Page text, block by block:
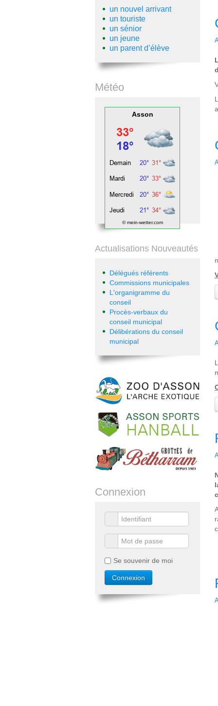
un nouvel arrivant
un touriste
un sénior
un jeune
un parent d’élève
Météo
Asson
© mein-wetter.com
Actualisations Nouveautés
Délégués référents
Commissions municipales
L'organigramme du
conseil
Procès-verbaux du
conseil municipal
Délibérations du conseil
municipal
Connexion
Se souvenir de moi